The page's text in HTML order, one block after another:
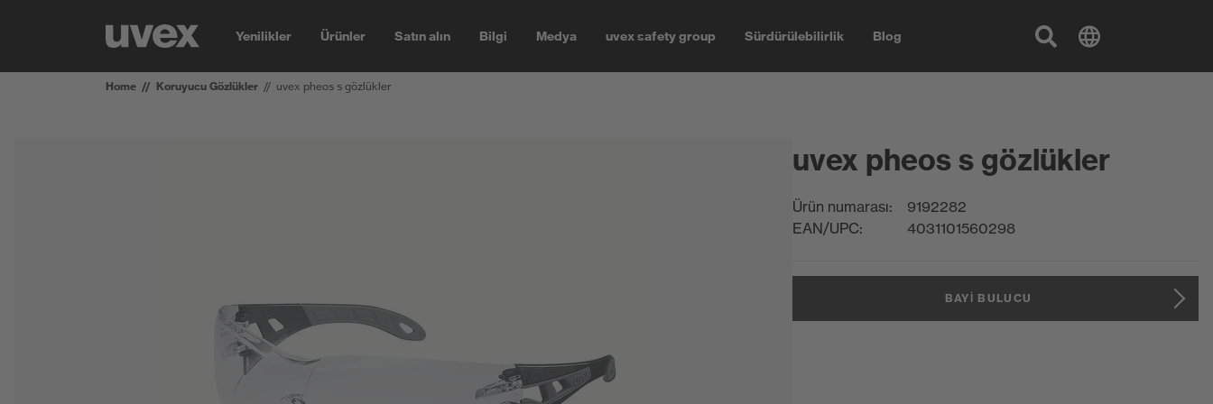
Yenilikler Ürünler Satın alın Bilgi Medya uvex safety group Sürdürülebilirlik Blog
Home Koruyucu Gözlükler uvex pheos s gözlükler
uvex pheos s gözlükler
Ürün numarası:
9192282
EAN/UPC:
4031101560298
BAYI BULUCU